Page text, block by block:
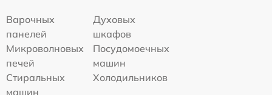
Варочных
панелей
Духовых
шкафов
Микроволновых
печей
Посудомоечных
машин
Стиральных
машин
Холодильников